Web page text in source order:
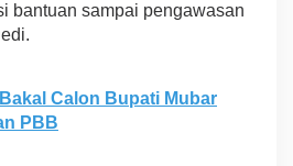
bantuan sampai pengawasan
Calon Bupati Mubar
PBB